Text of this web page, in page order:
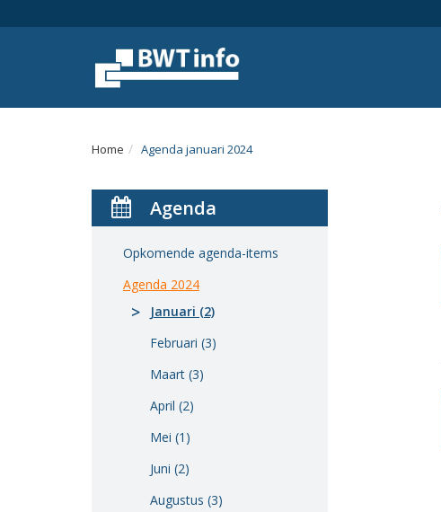
Menu
Home Agenda januari 2024
Agenda
Opkomende agenda-items
Agenda 2024
Januari (2)
Februari (3)
Maart (3)
April (2)
Mei (1)
Juni (2)
Augustus (3)